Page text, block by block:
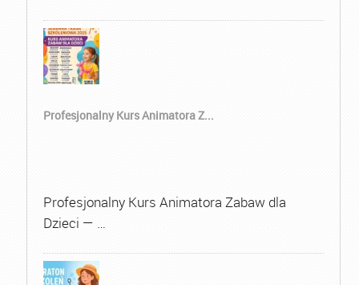
Profesjonalny Kurs Animatora Z...
Profesjonalny Kurs Animatora Zabaw dla
Dzieci — …